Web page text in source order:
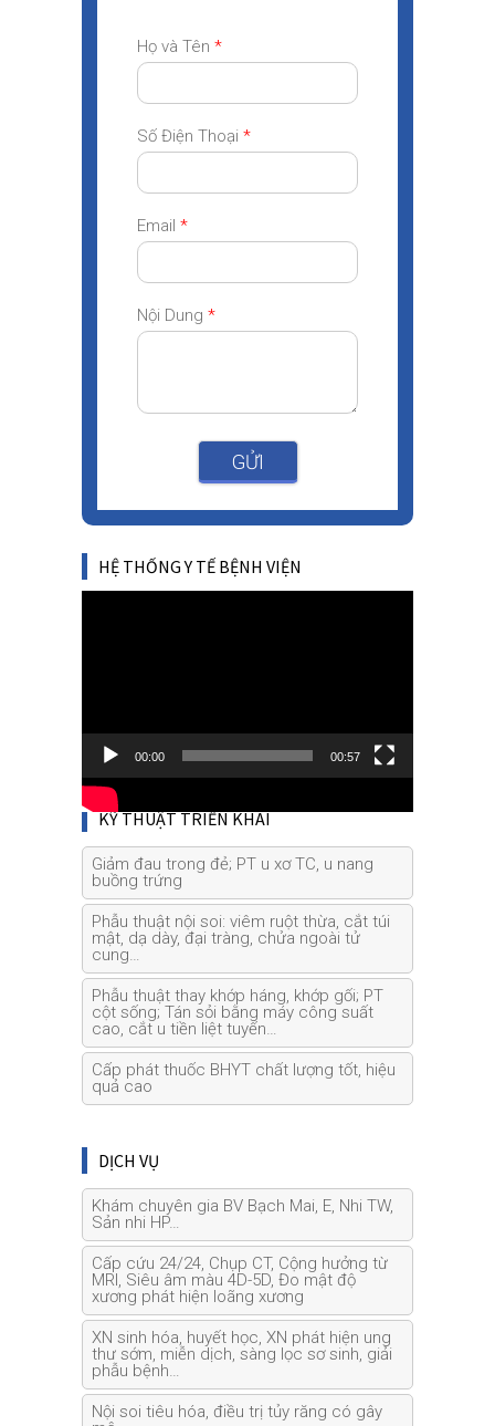
Họ và Tên *
Số Điện Thoại *
Email *
Nội Dung *
GỬI
HỆ THỐNG Y TẾ BỆNH VIỆN
00:00 00:57
KỸ THUẬT TRIỂN KHAI
Giảm đau trong đẻ; PT u xơ TC, u nang
buồng trứng
Phẫu thuật nội soi: viêm ruột thừa, cắt túi
mật, dạ dày, đại tràng, chửa ngoài tử
cung…
Phẫu thuật thay khớp háng, khớp gối; PT
cột sống; Tán sỏi bằng máy công suất
cao, cắt u tiền liệt tuyến…
Cấp phát thuốc BHYT chất lượng tốt, hiệu
quả cao
DỊCH VỤ
Khám chuyên gia BV Bạch Mai, E, Nhi TW,
Sản nhi HP…
Cấp cứu 24/24, Chụp CT, Cộng hưởng từ
MRI, Siêu âm màu 4D-5D, Đo mật độ
xương phát hiện loãng xương
XN sinh hóa, huyết học, XN phát hiện ung
thư sớm, miễn dịch, sàng lọc sơ sinh, giải
phẫu bệnh…
Nội soi tiêu hóa, điều trị tủy răng có gây